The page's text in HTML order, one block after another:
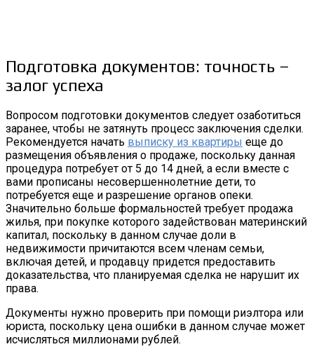
Подготовка документов: точность –
залог успеха
Вопросом подготовки документов следует озаботиться
заранее, чтобы не затянуть процесс заключения сделки.
Рекомендуется начать выписку из квартиры еще до
размещения объявления о продаже, поскольку данная
процедура потребует от 5 до 14 дней, а если вместе с
вами прописаны несовершеннолетние дети, то
потребуется еще и разрешение органов опеки.
Значительно больше формальностей требует продажа
жилья, при покупке которого задействован материнский
капитал, поскольку в данном случае доли в
недвижимости причитаются всем членам семьи,
включая детей, и продавцу придется предоставить
доказательства, что планируемая сделка не нарушит их
права.
Документы нужно проверить при помощи риэлтора или
юриста, поскольку цена ошибки в данном случае может
исчисляться миллионами рублей.